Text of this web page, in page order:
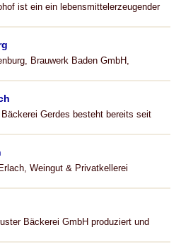
ist ein ein lebensmittelerzeugender
Brauwerk Baden GmbH,
Gerdes besteht bereits seit
Weingut & Privatkellerei
Bäckerei GmbH produziert und